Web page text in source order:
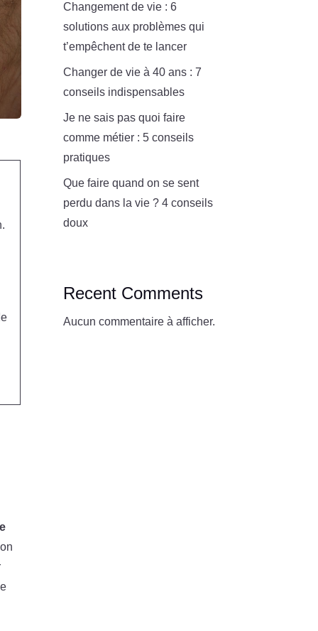
Changement de vie : 6
solutions aux problèmes qui
t’empêchent de te lancer
Changer de vie à 40 ans : 7
conseils indispensables
Je ne sais pas quoi faire
comme métier : 5 conseils
pratiques
Que faire quand on se sent
perdu dans la vie ? 4 conseils
doux
Recent Comments
Aucun commentaire à afficher.